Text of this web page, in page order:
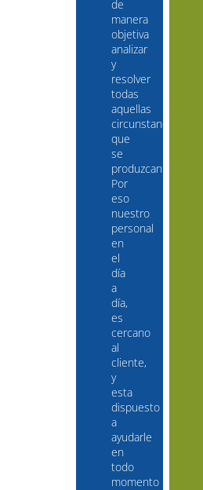
de
manera
objetiva
analizar
y
resolver
todas
aquellas
circunstancias
que
se
produzcan.
Por
eso
nuestro
personal
en
el
día
a
día,
es
cercano
al
cliente,
y
esta
dispuesto
a
ayudarle
en
todo
momento